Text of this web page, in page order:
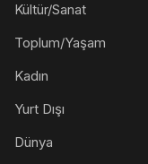
Kültür/Sanat
Toplum/Yaşam
Kadın
Yurt Dışı
Dünya